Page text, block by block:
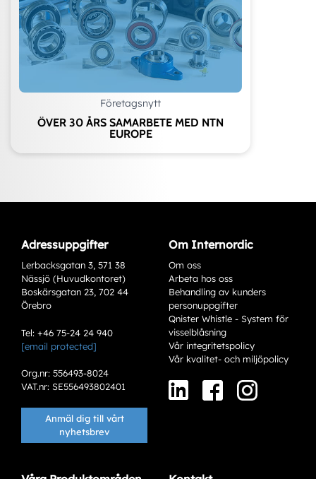
Företagsnytt
ÖVER 30 ÅRS SAMARBETE MED NTN
EUROPE
Adressuppgifter
Lerbacksgatan 3, 571 38
Nässjö (Huvudkontoret)
Boskärsgatan 23, 702 44
Örebro
Tel: +46 75-24 24 940
[email protected]
Org.nr: 556493-8024
VAT.nr: SE556493802401
Anmäl dig till vårt
nyhetsbrev
Om Internordic
Om oss
Arbeta hos oss
Behandling av kunders
personuppgifter
Qnister Whistle - System för
visselblåsning
Vår integritetspolicy
Vår kvalitet- och miljöpolicy